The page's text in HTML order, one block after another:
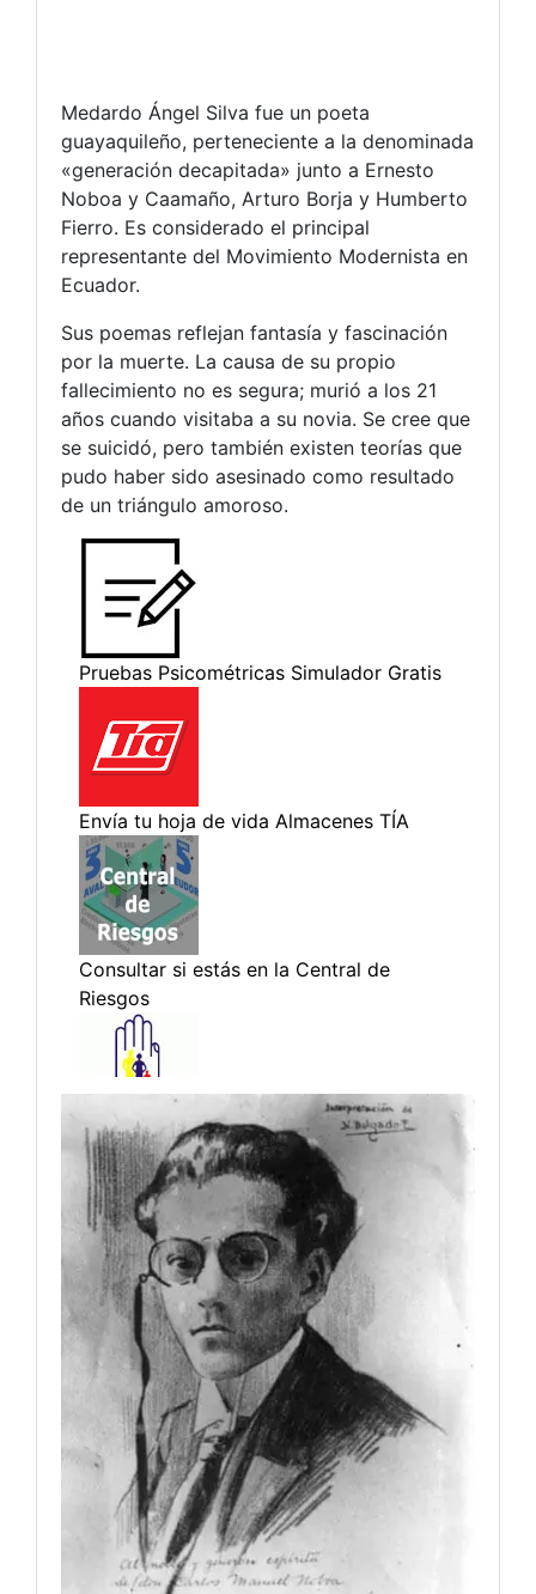
Medardo Ángel Silva fue un poeta
guayaquileño, perteneciente a la denominada
«generación decapitada» junto a Ernesto
Noboa y Caamaño, Arturo Borja y Humberto
Fierro. Es considerado el principal
representante del Movimiento Modernista en
Ecuador.
Sus poemas reflejan fantasía y fascinación
por la muerte. La causa de su propio
fallecimiento no es segura; murió a los 21
años cuando visitaba a su novia. Se cree que
se suicidó, pero también existen teorías que
pudo haber sido asesinado como resultado
de un triángulo amoroso.